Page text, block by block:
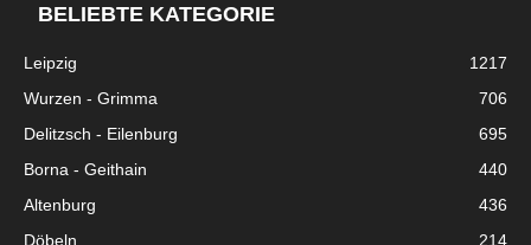
BELIEBTE KATEGORIE
Leipzig
1217
Wurzen - Grimma
706
Delitzsch - Eilenburg
695
Borna - Geithain
440
Altenburg
436
Döbeln
214